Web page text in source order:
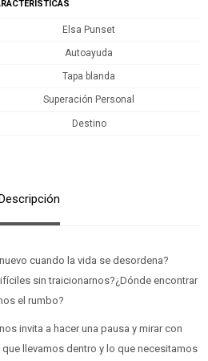
Elsa Punset
Autoayuda
Tapa blanda
Superación Personal
Destino
cuando la vida se desordena?
sin traicionarnos?¿Dónde encontrar
el rumbo?
invita a hacer una pausa y mirar con
llevamos dentro y lo que necesitamos